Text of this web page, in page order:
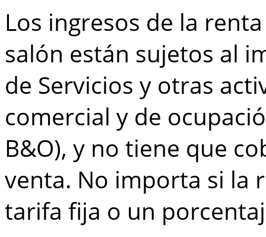
Los ingresos de la
salón están sujetos al
de Servicios y otras
comercial y de
B&O), y no tiene que
venta. No importa si la
tarifa fija o un